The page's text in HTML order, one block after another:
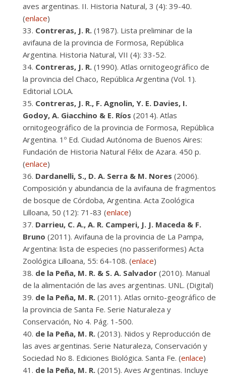
aves argentinas. II. Historia Natural, 3 (4): 39-40.
(enlace)
Contreras, J. R. (1987). Lista preliminar de la
avifauna de la provincia de Formosa, República
Argentina. Historia Natural, VII (4): 33-52.
Contreras, J. R. (1990). Atlas ornitogeográfico de
la provincia del Chaco, República Argentina (Vol. 1).
Editorial LOLA.
Contreras, J. R., F. Agnolin, Y. E. Davies, I.
Godoy, A. Giacchino & E. Ríos (2014). Atlas
ornitogeográfico de la provincia de Formosa, República
Argentina. 1º Ed. Ciudad Autónoma de Buenos Aires:
Fundación de Historia Natural Félix de Azara. 450 p.
(enlace)
Dardanelli, S., D. A. Serra & M. Nores (2006).
Composición y abundancia de la avifauna de fragmentos
de bosque de Córdoba, Argentina. Acta Zoológica
Lilloana, 50 (12): 71-83 (enlace)
Darrieu, C. A., A. R. Camperi, J. J. Maceda & F.
Bruno (2011). Avifauna de la provincia de La Pampa,
Argentina: lista de especies (no passeriformes) Acta
Zoológica Lilloana, 55: 64-108. (enlace)
de la Peña, M. R. & S. A. Salvador (2010). Manual
de la alimentación de las aves argentinas. UNL. (Digital)
de la Peña, M. R. (2011). Atlas ornito-geográfico de
la provincia de Santa Fe. Serie Naturaleza y
Conservación, No 4. Pág. 1-500.
de la Peña, M. R. (2013). Nidos y Reproducción de
las aves argentinas. Serie Naturaleza, Conservación y
Sociedad No 8. Ediciones Biológica. Santa Fe. (enlace)
de la Peña, M. R. (2015). Aves Argentinas. Incluye